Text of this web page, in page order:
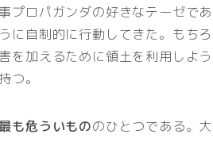
プロパガンダの好きなテーゼで
自制的に行動してきた。もちろ
を加えるために領土を利用しよ
つ。
も危ういもののひとつである。